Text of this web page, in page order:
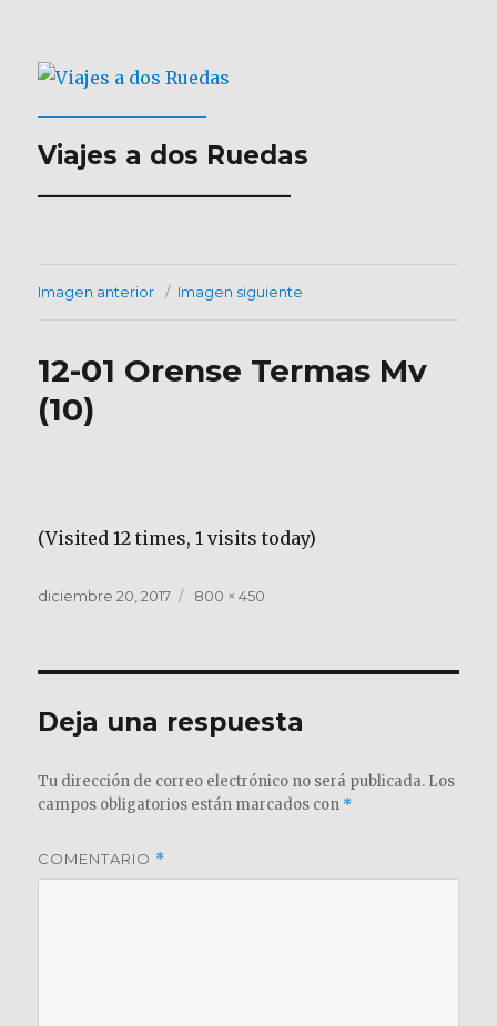
Viajes a dos Ruedas
___________________
Imagen anterior Imagen siguiente
12-01 Orense Termas Mv
(10)
(Visited 12 times, 1 visits today)
Publicado
diciembre 20, 2017
Tamaño
800 × 450
Deja una respuesta
Tu dirección de correo electrónico no será publicada. Los
campos obligatorios están marcados con *
COMENTARIO *